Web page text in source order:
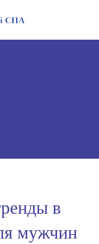
в
мужчин